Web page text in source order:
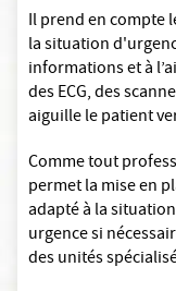
Il prend en compte
la situation
informations et à
des ECG, des
aiguille le patient
Comme tout
permet la mise en
adapté à la
urgence si
des unités